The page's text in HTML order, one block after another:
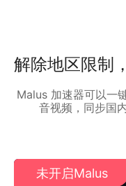
解除地区限制
Malus 加速器可以一
音视频，同步国
未开启Malus